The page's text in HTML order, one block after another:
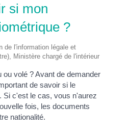
si mon
?
de l'information légale et
Ministère chargé de l'intérieur
ou volé ? Avant de demander
de savoir si le
Si c'est le cas, vous n'aurez
fois, les documents
nationalité.